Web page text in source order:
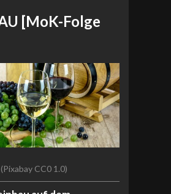
[MoK-Folge
(Pixabay CC0 1.0)